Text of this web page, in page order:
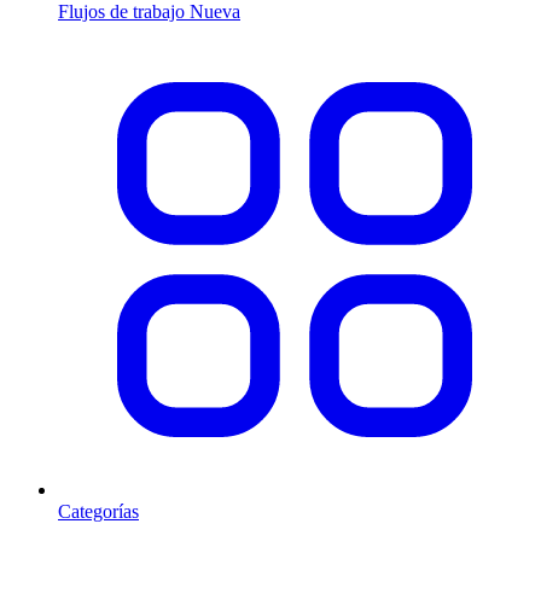
Flujos de trabajo Nueva
Categorías